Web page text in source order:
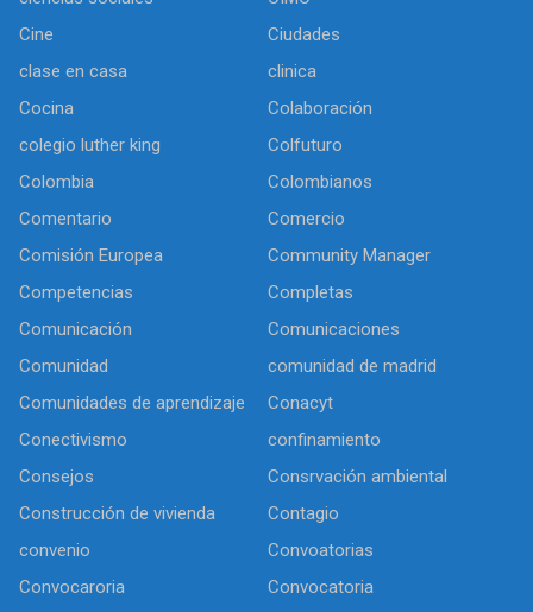
Cine
Ciudades
clase en casa
clinica
Cocina
Colaboración
colegio luther king
Colfuturo
Colombia
Colombianos
Comentario
Comercio
Comisión Europea
Community Manager
Competencias
Completas
Comunicación
Comunicaciones
Comunidad
comunidad de madrid
Comunidades de aprendizaje
Conacyt
Conectivismo
confinamiento
Consejos
Consrvación ambiental
Construcción de vivienda
Contagio
convenio
Convoatorias
Convocaroria
Convocatoria